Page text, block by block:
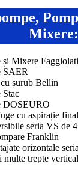
Mixere:
și Mixere Faggiolati
SAER
șurub Bellin
Stac
DOSEURO
cu aspirație
seria VS de
Franklin
orizontale
multe trepte